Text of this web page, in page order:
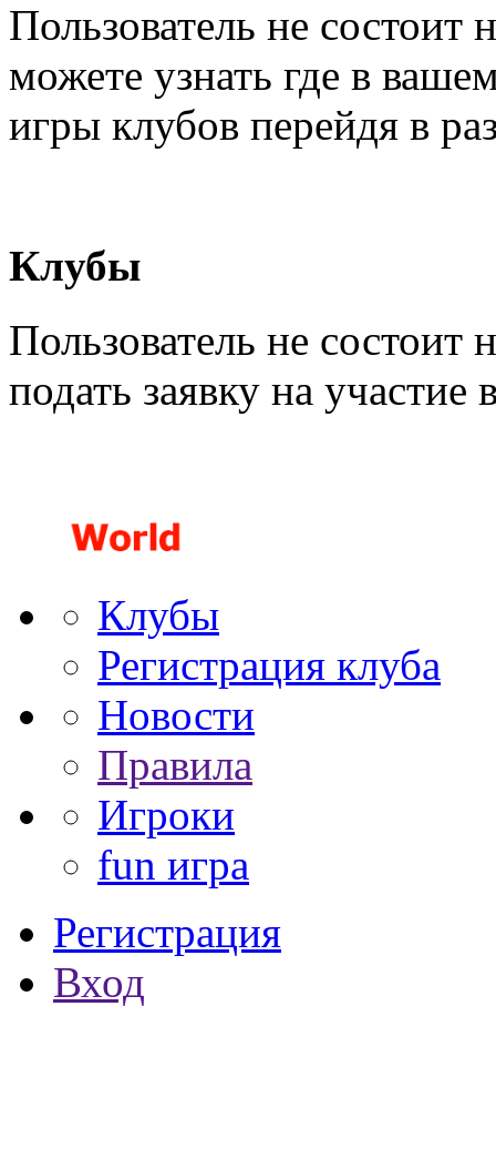
Пользователь не
можете узнать где в
игры клубов перейдя в
Клубы
Пользователь не
подать заявку на
Клубы
Регистрация клуба
Новости
Правила
Игроки
fun игра
Регистрация
Вход